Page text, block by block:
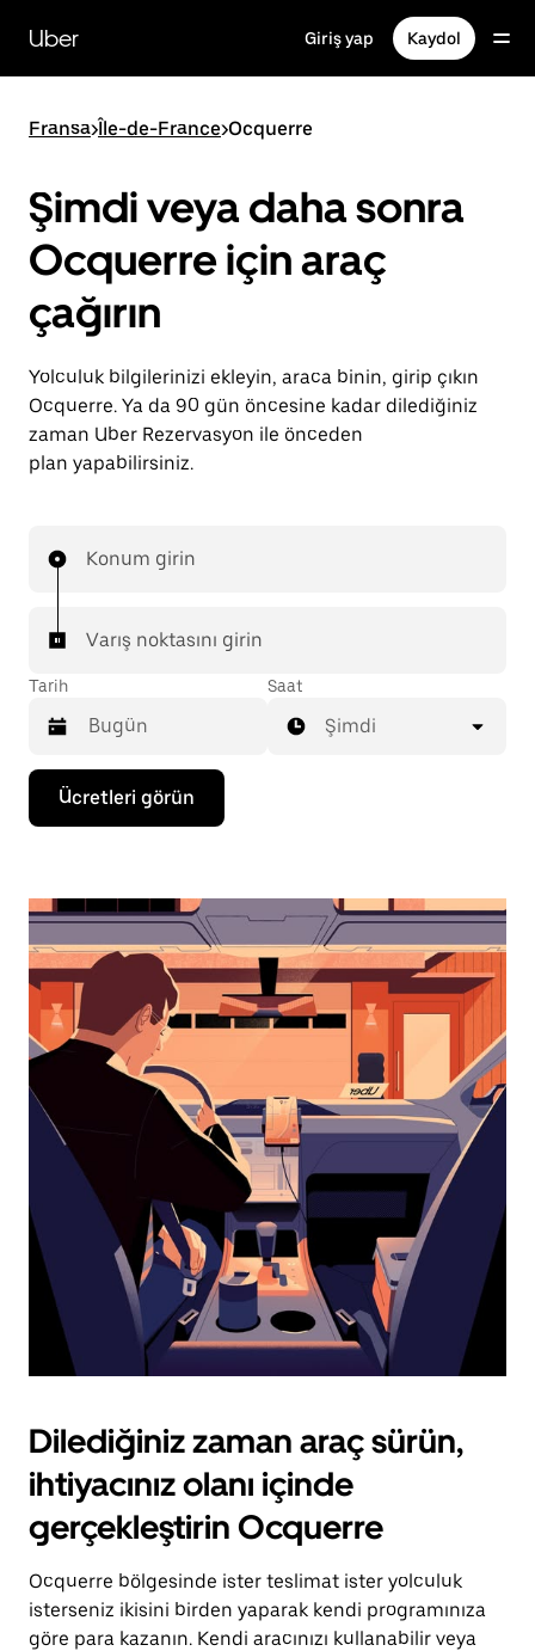
içeriğe
gidinUber Giriş yap Kaydol
Fransa>Île-de-France>Ocquerre
Şimdi veya daha sonra
Ocquerre için araç
çağırın
Yolculuk bilgilerinizi ekleyin, araca binin, girip çıkın
Ocquerre. Ya da 90 gün öncesine kadar dilediğiniz
zaman Uber Rezervasyon ile önceden
plan yapabilirsiniz.
Konum girin
Varış noktasını girin
Tarih
Takvimle
etkileşime
geçmek
seçmek
aşağı
ok
tuşuna
basın.
Takvimi
kapatmak
için
escape
tuşuna
basın.
Saat
Şimdi
Ücretleri görün
Dilediğiniz zaman araç sürün,
ihtiyacınız olanı içinde
gerçekleştirin Ocquerre
Ocquerre bölgesinde ister teslimat ister yolculuk
isterseniz ikisini birden yaparak kendi programınıza
göre para kazanın. Kendi aracınızı kullanabilir veya